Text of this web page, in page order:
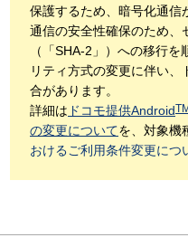
保護するため、暗号化通信
通信の安全性確保のため、
（「SHA-2」）への移行
リティ方式の変更に伴い
合があります。
詳細は ドコモ提供AndroidTM
の変更についてを、対象機
おけるご利用条件変更につ